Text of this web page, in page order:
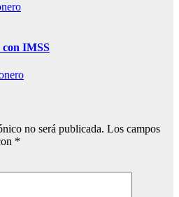
IMSS
no será publicada. Los campos
*